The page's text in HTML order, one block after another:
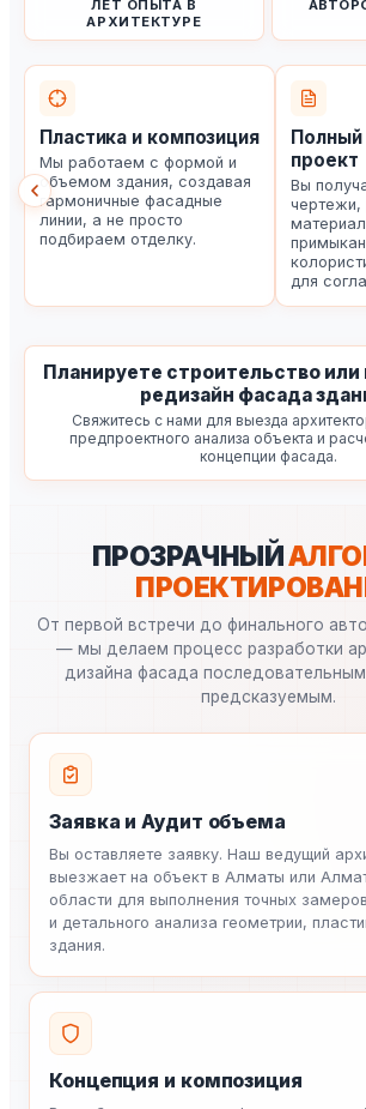
ЛЕТ ОПЫТА В
АРХИТЕКТУРЕ
Пластика и композиция
Мы работаем с формой и
объемом здания, создавая
гармоничные фасадные
линии, а не просто
подбираем отделку.
Полный
проект
Вы
чертежи,
для
Планируете строительство
редизайн фасада
Свяжитесь с нами для выезда
предпроектного анализа объекта и
концепции фасада.
ПРОЗРАЧНЫЙ
От первой встречи до финального
— мы делаем процесс разработки
дизайна фасада
предсказуемым.
Заявка и Аудит объема
Вы оставляете заявку. Наш ведущий
выезжает на объект в Алматы или
области для выполнения точных
и детального анализа геометрии,
здания.
Концепция и композиция